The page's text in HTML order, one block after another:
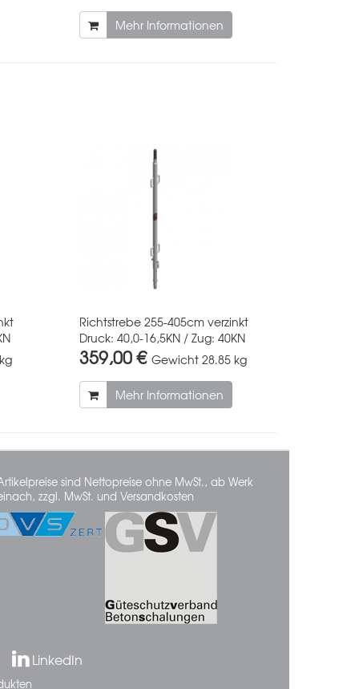
Mehr Informationen
Richtstrebe 255-405cm verzinkt
Druck: 40,0-16,5KN / Zug: 40KN
359,00 € Gewicht 28.85 kg
Mehr Informationen
sind Nettopreise ohne MwSt., ab Werk
zzgl. MwSt. und Versandkosten
LinkedIn